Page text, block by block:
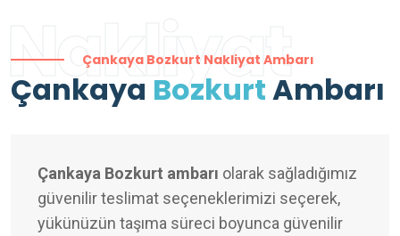
Nakliyat
Çankaya Bozkurt Nakliyat Ambarı
Çankaya BozkurtAmbarı
Çankaya Bozkurt ambarı olarak sağladığımız
güvenilir teslimat seçeneklerimizi seçerek,
yükünüzün taşıma süreci boyunca güvenilir